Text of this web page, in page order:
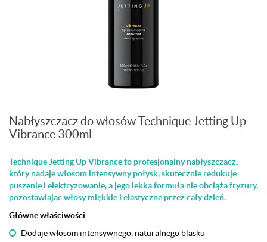
Nabłyszczacz do włosów Technique Jetting Up
Vibrance 300ml
Technique Jetting Up Vibrance to profesjonalny nabłyszczacz,
który nadaje włosom intensywny połysk, skutecznie redukuje
puszenie i elektryzowanie, a jego lekka formuła nie obciąża fryzury,
pozostawiając włosy miękkie i elastyczne przez cały dzień.
Główne właściwości
Dodaje włosom intensywnego, naturalnego blasku